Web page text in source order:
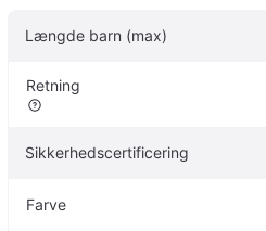
Længde barn (max)
Retning
Sikkerhedscertificering
Farve